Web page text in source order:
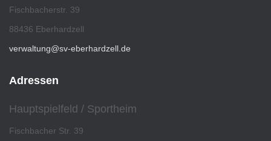
Fischbacherstr. 39
88436 Eberhardzell
verwaltung@sv-eberhardzell.de
Adressen
Hauptspielfeld / Sportheim
Fischbacher Str. 39